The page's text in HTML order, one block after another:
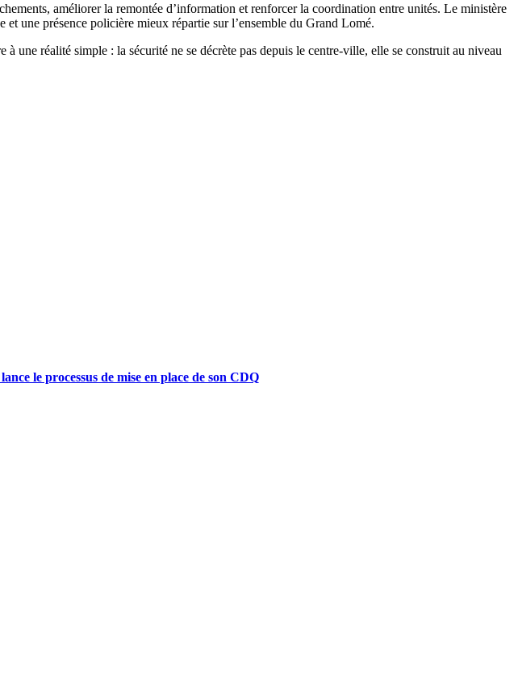
améliorer la remontée d’information et renforcer la coordination entre unités. Le ministère
et une présence policière mieux répartie sur l’ensemble du Grand Lomé.
une réalité simple : la sécurité ne se décrète pas depuis le centre-ville, elle se construit au niveau
le processus de mise en place de son CDQ